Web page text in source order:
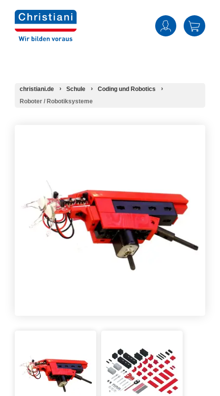
christiani.de Schule
Coding und Robotics
Roboter / Robotiksysteme